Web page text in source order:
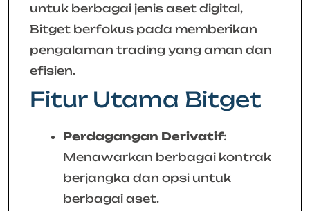
untuk berbagai jenis aset digital,
Bitget berfokus pada memberikan
pengalaman trading yang aman dan
efisien.
Fitur Utama Bitget
Perdagangan Derivatif:
Menawarkan berbagai kontrak
berjangka dan opsi untuk
berbagai aset.